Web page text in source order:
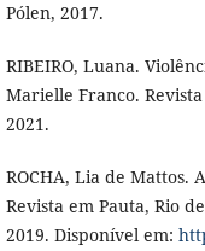
Pólen, 2017.
RIBEIRO, Luana.
Marielle Franco.
2021.
ROCHA, Lia de Mattos.
Revista em Pauta, Rio
2019. Disponível em: